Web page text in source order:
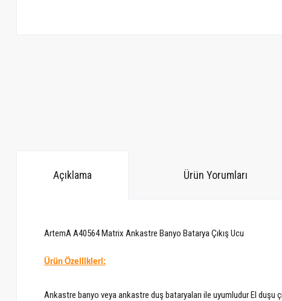
Açıklama Ürün Yorumları
ArtemA A40564 Matrix Ankastre Banyo Batarya Çıkış Ucu
Ürün Özellikleri:
Ankastre banyo veya ankastre duş bataryaları ile uyumludur El duşu